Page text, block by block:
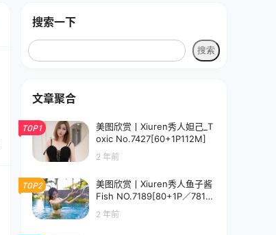
搜索一下
文章聚合
TOP1
美图欣赏丨Xiuren秀人妲己_T
oxic No.7427[60+1P112M]
2 年前
TOP2
美图欣赏丨Xiuren秀人鱼子酱
Fish NO.7189[80+1P／781M
2 年前